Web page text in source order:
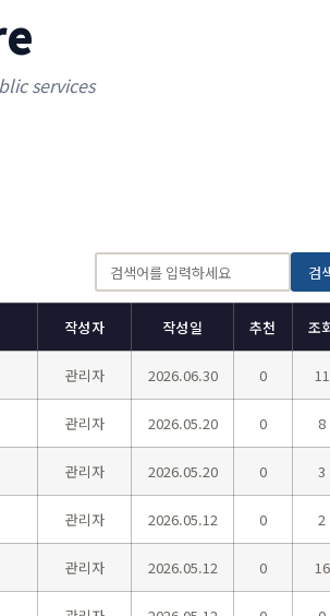
services
검
작성자 작성일 추천 조
관리자 2026.06.30 0 11
관리자 2026.05.20 0 8
관리자 2026.05.20 0 3
관리자 2026.05.12 0 2
관리자 2026.05.12 0 16